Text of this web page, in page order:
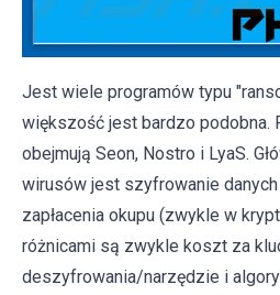
Jest wiele programów typu
większość jest bardzo podobna.
obejmują Seon, Nostro i LyaS.
wirusów jest szyfrowanie
zapłacenia okupu (zwykle w
różnicami są zwykle koszt za
deszyfrowania/narzędzie i